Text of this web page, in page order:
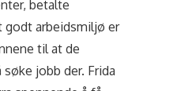
betalte
godt arbeidsmiljø er
til at de
søke jobb der. Frida